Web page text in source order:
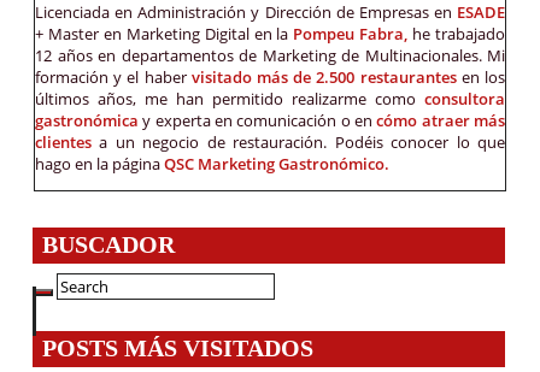
Licenciada en Administración y Dirección de Empresas en ESADE
+ Master en Marketing Digital en la Pompeu Fabra, he trabajado
12 años en departamentos de Marketing de Multinacionales. Mi
formación y el haber visitado más de 2.500 restaurantes en los
últimos años, me han permitido realizarme como consultora
gastronómicay experta en comunicación o encómo atraer más
clientes a un negocio de restauración. Podéis conocer lo que
hago en la páginaQSC Marketing Gastronómico.
BUSCADOR
POSTS MÁS VISITADOS